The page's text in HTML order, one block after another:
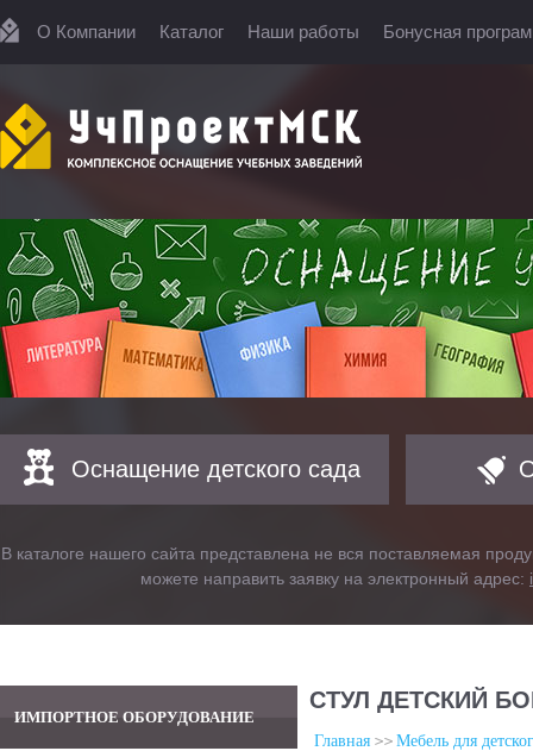
О Компании Каталог Наши работы Бонусная
Оснащение детского сада
В каталоге нашего сайта представлена не вся поставляемая
можете направить заявку на электронный адрес:
ИМПОРТНОЕ ОБОРУДОВАНИЕ
СТУЛ ДЕТСКИЙ
Главная Мебель для